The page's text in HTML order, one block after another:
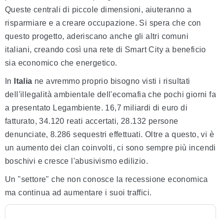
Queste centrali di piccole dimensioni, aiuteranno a
risparmiare e a creare occupazione. Si spera che con
questo progetto, aderiscano anche gli altri comuni
italiani, creando così una rete di Smart City a beneficio
sia economico che energetico.
In Italia ne avremmo proprio bisogno visti i risultati
dell'illegalità ambientale dell'ecomafia che pochi giorni fa
a presentato Legambiente. 16,7 miliardi di euro di
fatturato, 34.120 reati accertati, 28.132 persone
denunciate, 8.286 sequestri effettuati. Oltre a questo, vi è
un aumento dei clan coinvolti, ci sono sempre più incendi
boschivi e cresce l'abusivismo edilizio.
Un "settore" che non conosce la recessione economica
ma continua ad aumentare i suoi traffici.